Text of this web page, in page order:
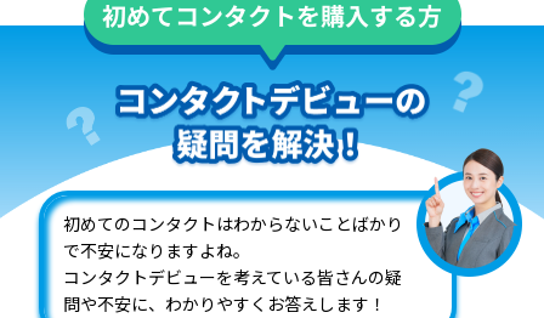
初めてのコンタクトはわからないことばかり
で不安になりますよね。
コンタクトデビューを考えている皆さんの疑
問や不安に、わかりやすくお答えします！